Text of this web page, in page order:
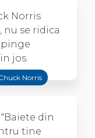
Norris
nu se ridica
jos.
Norris
din
tine